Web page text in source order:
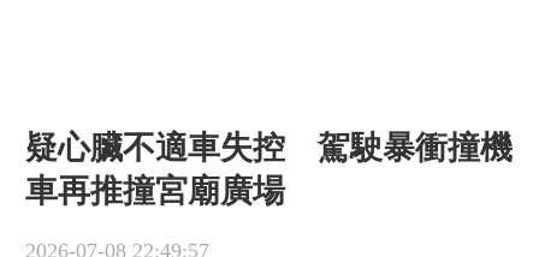
疑心臟不適車失控 駕駛暴衝撞機
車再推撞宮廟廣場
2026-07-08 22:49:57